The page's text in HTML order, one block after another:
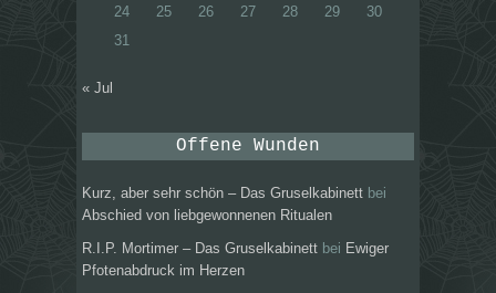
24
25 26 27 28 29
30
31
« Jul
Offene Wunden
Kurz, aber sehr schön – Das Gruselkabinett bei
Abschied von liebgewonnenen Ritualen
R.I.P. Mortimer – Das Gruselkabinett bei Ewiger
Pfotenabdruck im Herzen